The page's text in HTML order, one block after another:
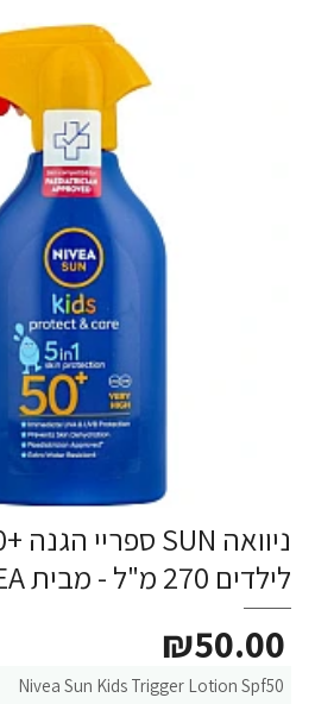
לילדים 270 מ"ל - מבית NIVEA
Nivea Sun Kids Trigger Lotion Spf50
₪50.00